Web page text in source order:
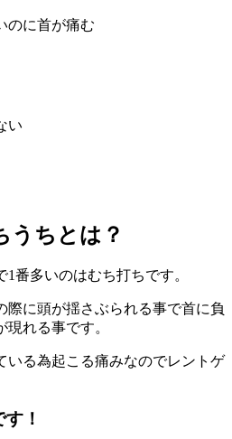
のに首が痛む
い
うちとは？
番多いのはむち打ちです。
際に頭が揺さぶられる事で首に負
れる事です。
いる為起こる痛みなのでレントゲ
！